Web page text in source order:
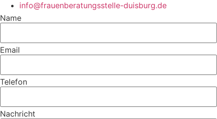
info@frauenberatungsstelle-duisburg.de
Name
Email
Telefon
Nachricht